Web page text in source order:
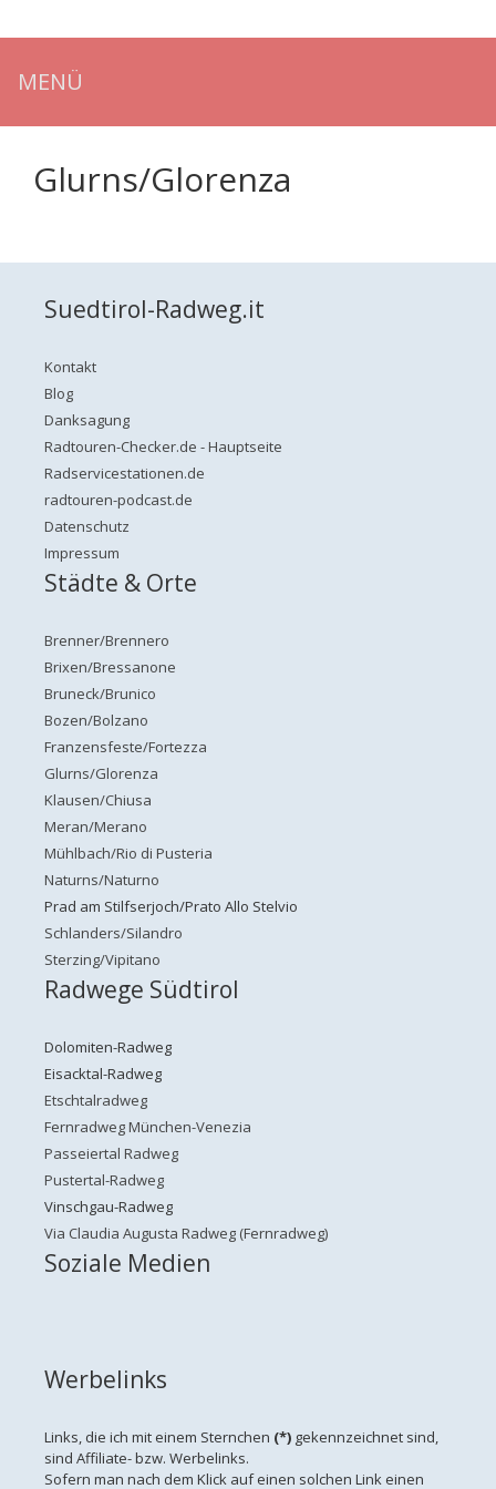
Inhalt
springen
MENÜ
Glurns/Glorenza
Suedtirol-Radweg.it
Kontakt
Blog
Danksagung
Radtouren-Checker.de - Hauptseite
Radservicestationen.de
radtouren-podcast.de
Datenschutz
Impressum
Städte & Orte
Brenner/Brennero
Brixen/Bressanone
Bruneck/Brunico
Bozen/Bolzano
Franzensfeste/Fortezza
Glurns/Glorenza
Klausen/Chiusa
Meran/Merano
Mühlbach/Rio di Pusteria
Naturns/Naturno
Prad am Stilfserjoch/Prato Allo Stelvio
Schlanders/Silandro
Sterzing/Vipitano
Radwege Südtirol
Dolomiten-Radweg
Eisacktal-Radweg
Etschtalradweg
Fernradweg München-Venezia
Passeiertal Radweg
Pustertal-Radweg
Vinschgau-Radweg
Via Claudia Augusta Radweg (Fernradweg)
Soziale Medien
Werbelinks
Links, die ich mit einem Sternchen (*) gekennzeichnet sind,
sind Affiliate- bzw. Werbelinks.
Sofern man nach dem Klick auf einen solchen Link einen